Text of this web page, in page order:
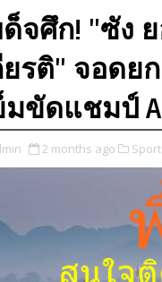
ด็จศึก! "ซัง
ยรติ" จอดย
มขัดแชมป์
2 months ago